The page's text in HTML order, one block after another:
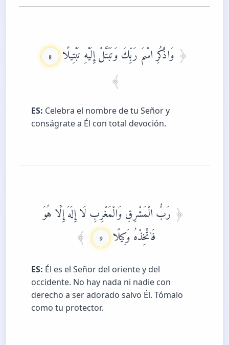
وَاذْكُرِ اسْمَ رَبِّكَ وَتَبَتَّلْ إِلَيْهِ تَبْتِيلًا 8
ES: Celebra el nombre de tu Señor y
conságrate a Él con total devoción.
رَبُّ الْمَشْرِقِ وَالْمَغْرِبِ لَا إِلَهَ إِلَّا هُوَ
فَاتَّخِذْهُ وَكِيلًا 9
ES: Él es el Señor del oriente y del
occidente. No hay nada ni nadie con
derecho a ser adorado salvo Él. Tómalo
como tu protector.